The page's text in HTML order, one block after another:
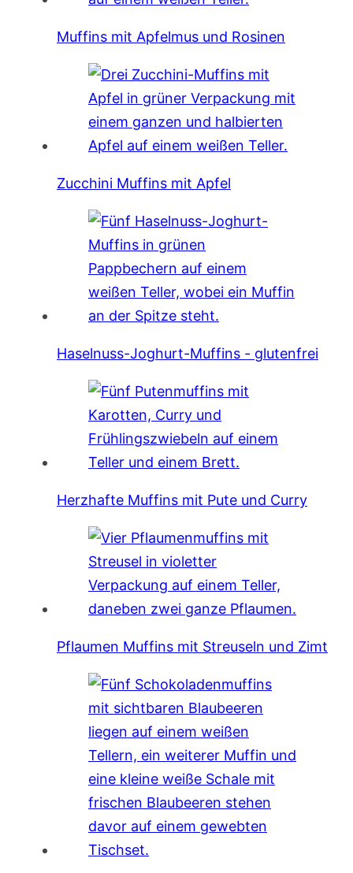
Muffins mit Apfelmus und Rosinen
Zucchini Muffins mit Apfel
Haselnuss-Joghurt-Muffins - glutenfrei
Herzhafte Muffins mit Pute und Curry
Pflaumen Muffins mit Streuseln und Zimt